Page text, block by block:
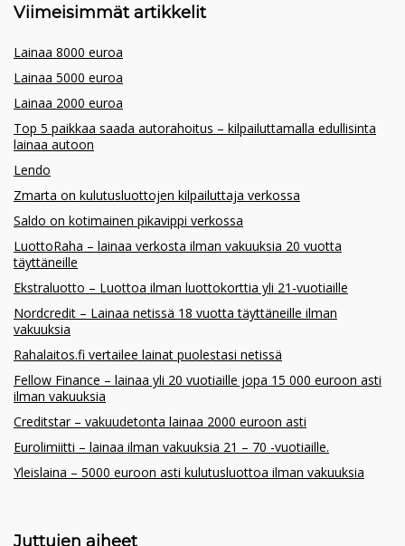
Viimeisimmät artikkelit
Lainaa 8000 euroa
Lainaa 5000 euroa
Lainaa 2000 euroa
Top 5 paikkaa saada autorahoitus – kilpailuttamalla edullisinta
lainaa autoon
Lendo
Zmarta on kulutusluottojen kilpailuttaja verkossa
Saldo on kotimainen pikavippi verkossa
LuottoRaha – lainaa verkosta ilman vakuuksia 20 vuotta
täyttäneille
Ekstraluotto – Luottoa ilman luottokorttia yli 21-vuotiaille
Nordcredit – Lainaa netissä 18 vuotta täyttäneille ilman
vakuuksia
Rahalaitos.fi vertailee lainat puolestasi netissä
Fellow Finance – lainaa yli 20 vuotiaille jopa 15 000 euroon asti
ilman vakuuksia
Creditstar – vakuudetonta lainaa 2000 euroon asti
Eurolimiitti – lainaa ilman vakuuksia 21 – 70 -vuotiaille.
Yleislaina – 5000 euroon asti kulutusluottoa ilman vakuuksia
Juttujen aiheet